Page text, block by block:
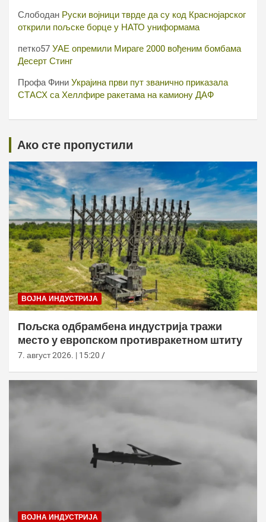
Слободан Руски војници тврде да су код Краснојарског
открили пољске борце у НАТО униформама
петко57 УАЕ опремили Мираге 2000 вођеним бомбама
Десерт Стинг
Профа Фини Украјина први пут званично приказала
СТАСХ са Хеллфире ракетама на камиону ДАФ
Ако сте пропустили
ВОЈНА ИНДУСТРИЈА
Пољска одбрамбена индустрија тражи
место у европском противракетном штиту
7. август 2026. | 15:20
ВОЈНА ИНДУСТРИЈА